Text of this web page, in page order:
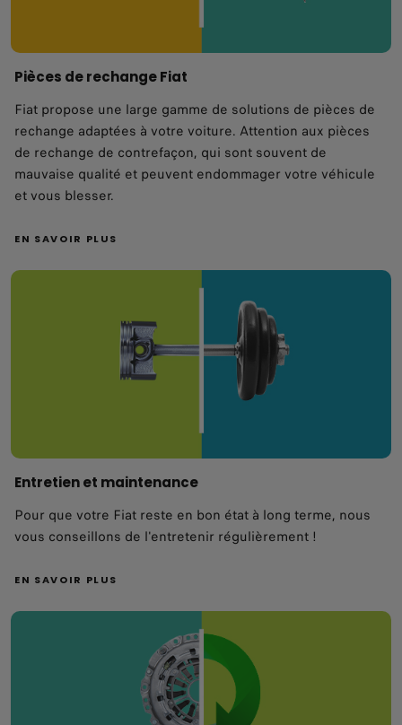
Pièces de rechange Fiat
Fiat propose une large gamme de solutions de pièces de
rechange adaptées à votre voiture. Attention aux pièces
de rechange de contrefaçon, qui sont souvent de
mauvaise qualité et peuvent endommager votre véhicule
et vous blesser.
EN SAVOIR PLUS
Entretien et maintenance
Pour que votre Fiat reste en bon état à long terme, nous
vous conseillons de l'entretenir régulièrement !
EN SAVOIR PLUS